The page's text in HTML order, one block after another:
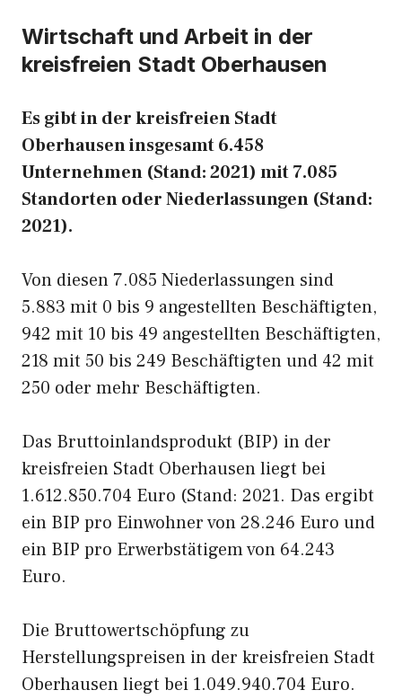
Wirtschaft und Arbeit in der
kreisfreien Stadt Oberhausen
Es gibt in der kreisfreien Stadt
Oberhausen insgesamt 6.458
Unternehmen (Stand: 2021) mit 7.085
Standorten oder Niederlassungen (Stand:
2021).
Von diesen 7.085 Niederlassungen sind
5.883 mit 0 bis 9 angestellten Beschäftigten,
942 mit 10 bis 49 angestellten Beschäftigten,
218 mit 50 bis 249 Beschäftigten und 42 mit
250 oder mehr Beschäftigten.
Das Bruttoinlandsprodukt (BIP) in der
kreisfreien Stadt Oberhausen liegt bei
1.612.850.704 Euro (Stand: 2021. Das ergibt
ein BIP pro Einwohner von 28.246 Euro und
ein BIP pro Erwerbstätigem von 64.243
Euro.
Die Bruttowertschöpfung zu
Herstellungspreisen in der kreisfreien Stadt
Oberhausen liegt bei 1.049.940.704 Euro.